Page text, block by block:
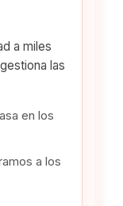
a miles
las
en los
a los